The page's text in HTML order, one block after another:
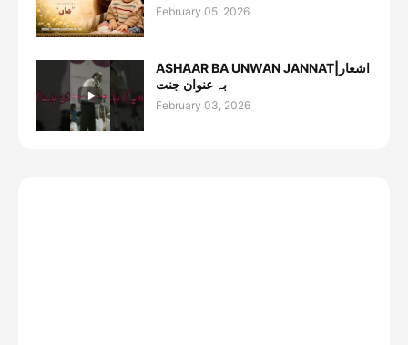
February 05, 2026
ASHAAR BA UNWAN JANNAT|اشعار
بہ عنوان جنت
February 03, 2026